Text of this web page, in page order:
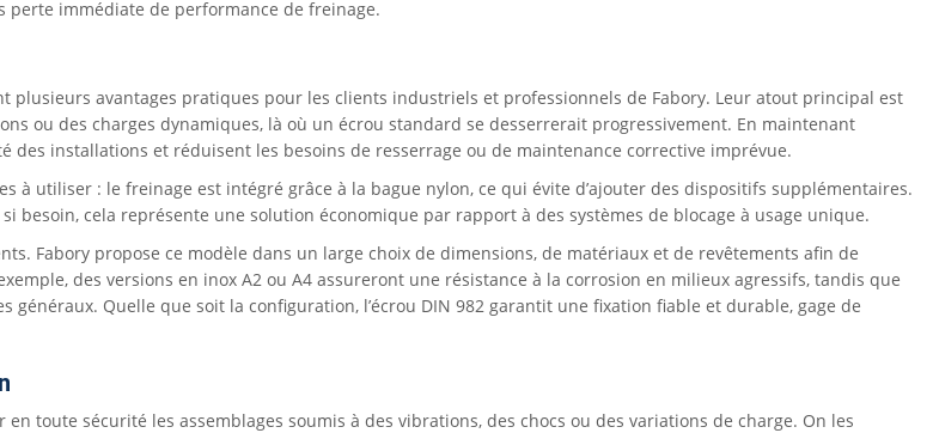
perte immédiate de performance de freinage.
plusieurs avantages pratiques pour les clients industriels et professionnels de Fabory. Leur atout principal est
ou des charges dynamiques, là où un écrou standard se desserrerait progressivement. En maintenant
des installations et réduisent les besoins de resserrage ou de maintenance corrective imprévue.
à utiliser : le freinage est intégré grâce à la bague nylon, ce qui évite d’ajouter des dispositifs supplémentaires.
besoin, cela représente une solution économique par rapport à des systèmes de blocage à usage unique.
Fabory propose ce modèle dans un large choix de dimensions, de matériaux et de revêtements afin de
des versions en inox A2 ou A4 assureront une résistance à la corrosion en milieux agressifs, tandis que
généraux. Quelle que soit la configuration, l’écrou DIN 982 garantit une fixation fiable et durable, gage de
toute sécurité les assemblages soumis à des vibrations, des chocs ou des variations de charge. On les